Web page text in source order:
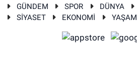
GÜNDEM SPOR DÜNYA
SİYASET
EKONOMİ YAŞAM